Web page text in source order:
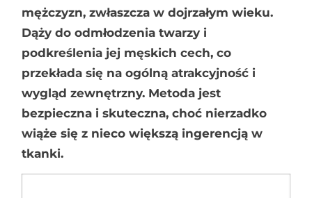
mężczyzn, zwłaszcza w dojrzałym wieku.
Dąży do odmłodzenia twarzy i
podkreślenia jej męskich cech, co
przekłada się na ogólną atrakcyjność i
wygląd zewnętrzny. Metoda jest
bezpieczna i skuteczna, choć nierzadko
wiąże się z nieco większą ingerencją w
tkanki.